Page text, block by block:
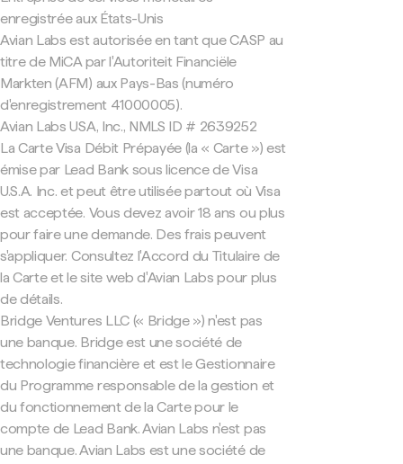
enregistrée aux États-Unis
Avian Labs est autorisée en tant que CASP au
titre de MiCA par l'Autoriteit Financiële
Markten (AFM) aux Pays-Bas (numéro
d'enregistrement 41000005).
Avian Labs USA, Inc., NMLS ID # 2639252
La Carte Visa Débit Prépayée (la « Carte ») est
émise par Lead Bank sous licence de Visa
U.S.A. Inc. et peut être utilisée partout où Visa
est acceptée. Vous devez avoir 18 ans ou plus
pour faire une demande. Des frais peuvent
s'appliquer. Consultez l'Accord du Titulaire de
la Carte et le site web d'Avian Labs pour plus
de détails.
Bridge Ventures LLC (« Bridge ») n'est pas
une banque. Bridge est une société de
technologie financière et est le Gestionnaire
du Programme responsable de la gestion et
du fonctionnement de la Carte pour le
compte de Lead Bank. Avian Labs n'est pas
une banque. Avian Labs est une société de